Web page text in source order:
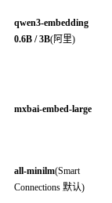
qwen3-embedding
0.6B / 3B(阿里)
mxbai-embed-large
all-minilm(Smart
Connections 默认)